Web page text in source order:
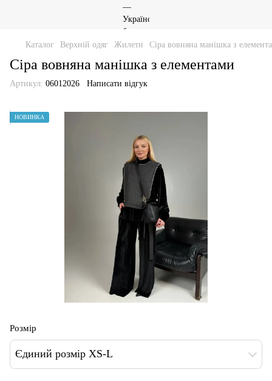
Каталог Верхній одяг Жилети Сіра вовняна манішка з
Сіра вовняна манішка з елементами
Артикул: 06012026 Написати відгук
НОВИНКА
Розмір
Єдиний розмір XS-L